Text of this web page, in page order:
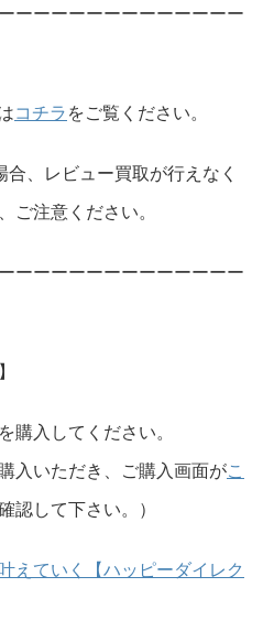
ーーーーーーーーーーーーー
コチラ をご覧ください。
、レビュー買取が行えなく
ご注意ください。
ーーーーーーーーーーーーー
購入してください。
入いただき、ご購入画面がこ
認して下さい。）
えていく【ハッピーダイレク